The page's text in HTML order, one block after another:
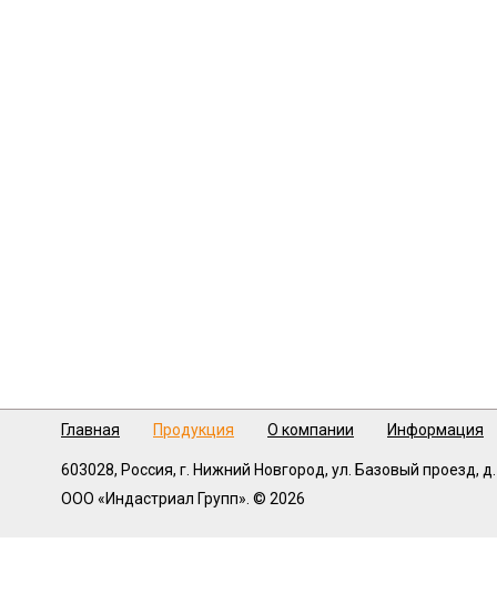
Главная Продукция О компании Информация
603028, Россия, г. Нижний Новгород, ул. Базовый проезд,
ООО «Индастриал Групп». © 2026